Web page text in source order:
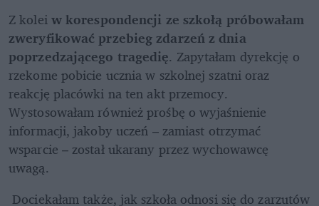
Z kolei w korespondencji ze szkołą próbowałam
zweryfikować przebieg zdarzeń z dnia
poprzedzającego tragedię. Zapytałam dyrekcję o
rzekome pobicie ucznia w szkolnej szatni oraz
reakcję placówki na ten akt przemocy.
Wystosowałam również prośbę o wyjaśnienie
informacji, jakoby uczeń – zamiast otrzymać
wsparcie – został ukarany przez wychowawcę
uwagą.